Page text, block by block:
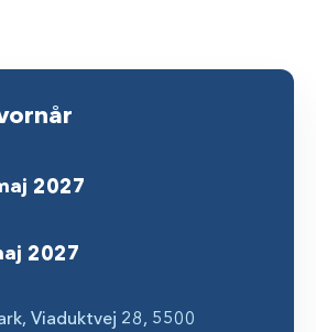
2027
2027
Viaduktvej 28, 5500